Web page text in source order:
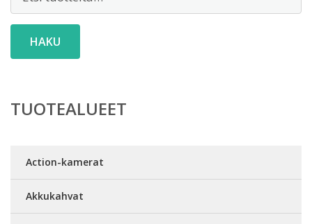
HAKU
TUOTEALUEET
Action-kamerat
Akkukahvat